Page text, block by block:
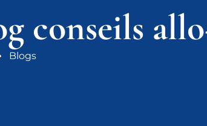
conseils
Blogs